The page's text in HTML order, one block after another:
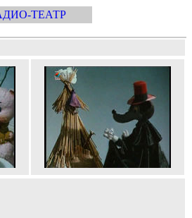
ТЕАТР